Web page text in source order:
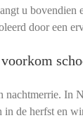
u bovendien
door een
nachtmerrie. In
in de herfst en